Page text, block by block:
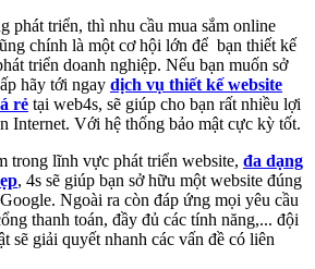
phát triển, thì nhu cầu mua sắm online
chính là một cơ hội lớn để bạn thiết kế
triển doanh nghiệp. Nếu bạn muốn sở
hãy tới ngay dịch vụ thiết kế website
rẻ tại web4s, sẽ giúp cho bạn rất nhiều lợi
Internet. Với hệ thống bảo mật cực kỳ tốt.
trong lĩnh vực phát triển website, đa dạng
, 4s sẽ giúp bạn sở hữu một website đúng
Ngoài ra còn đáp ứng mọi yêu cầu
thanh toán, đầy đủ các tính năng,... đội
sẽ giải quyết nhanh các vấn đề có liên